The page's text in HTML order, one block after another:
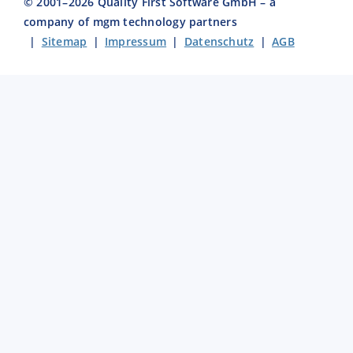
company of mgm technology partners
| Sitemap | Impressum | Datenschutz |AGB